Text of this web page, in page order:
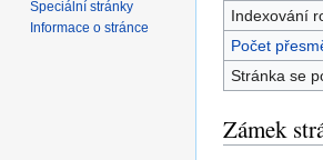
Indexování
Počet
Stránka se
Zámek
Speciální stránky
Informace o stránce